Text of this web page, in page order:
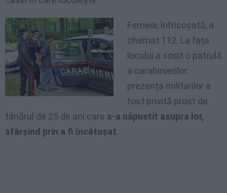
Femeia, înfricoșată, a
chemat 112. La fața
locului a sosit o patrulă
a carabinierilor:
prezența militarilor a
fost privită prost de
tânărul de 25 de ani care s-a năpustit asupra lor,
sfârșind prin a fi încătușat.